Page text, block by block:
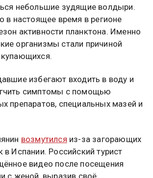
небольшие зудящие волдыри.
в настоящее время в регионе
активности планктона. Именно
организмы стали причиной
избегают входить в воду и
симптомы с помощью
препаратов, специальных мазей и
возмутился из-за загорающих
в Испании. Российский турист
видео после посещения